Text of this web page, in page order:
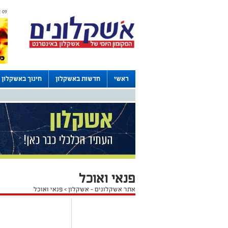
09 אוגוסט 2026 / 15:47
ראשי חדשות באשקלון חינוך באשקלון
פנאי ואוכל
אתר אשקלונים - אשקלון>פנאי ואוכל